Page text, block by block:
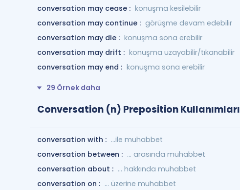
conversation may cease : konuşma kesilebilir
conversation may continue : görüşme devam edebilir
conversation may die : konuşma sona erebilir
conversation may drift : konuşma uzayabilir/tıkanabilir
conversation may end : konuşma sona erebilir
29 Örnek daha
Conversation (n) Preposition Kullanımları
conversation with : …ile muhabbet
conversation between : ... arasında muhabbet
conversation about : ... hakkında muhabbet
conversation on : ... üzerine muhabbet